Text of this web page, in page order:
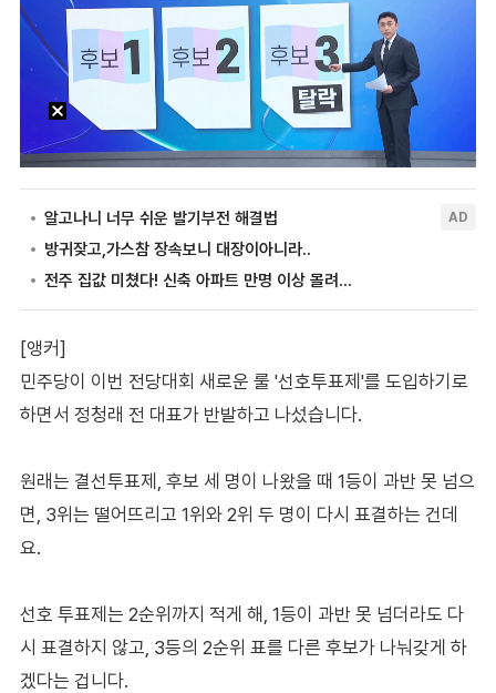
[앵커]
민주당이 이번 전당대회 새로운 룰 '선호투표제'를 도입하기로
하면서 정청래 전 대표가 반발하고 나섰습니다.
원래는 결선투표제, 후보 세 명이 나왔을 때 1등이 과반 못 넘으
면, 3위는 떨어뜨리고 1위와 2위 두 명이 다시 표결하는 건데
요.
선호 투표제는 2순위까지 적게 해, 1등이 과반 못 넘더라도 다
시 표결하지 않고, 3등의 2순위 표를 다른 후보가 나눠갖게 하
겠다는 겁니다.